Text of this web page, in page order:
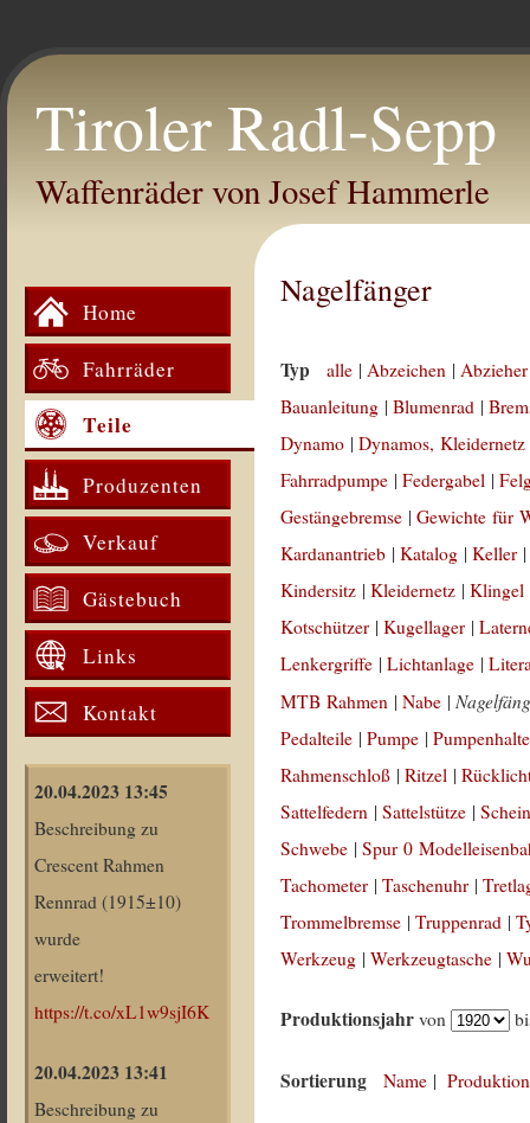
Tiroler Radl-Sepp
Waffenräder von Josef Hammerle
Home
Fahrräder
Teile
Produzenten
Verkauf
Gästebuch
Links
Kontakt
20.04.2023 13:45
Beschreibung zu
Crescent Rahmen
Rennrad (1915±10)
wurde
erweitert!
https://t.co/xL1w9sjI6K
20.04.2023 13:41
Beschreibung zu
Nagelfänger
Typ alle |Abzeichen |
Bauanleitung |Blumenrad |
Dynamo |Dynamos, Kleidernetz
Fahrradpumpe |Federgabel |
Gestängebremse |Gewichte für
Kardanantrieb |Katalog |Keller
Kindersitz |Kleidernetz |Klingel
Kotschützer |Kugellager |
Lenkergriffe |Lichtanlage |
MTB Rahmen |Nabe |
Pedalteile |Pumpe |
Rahmenschloß |Ritzel |
Sattelfedern |Sattelstütze |
Schwebe |Spur 0
Tachometer |Taschenuhr |
Trommelbremse |Truppenrad |
Werkzeug |Werkzeugtasche |
Produktionsjahr von
Sortierung Name |